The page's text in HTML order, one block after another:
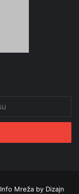
Info Mreža by Dizajn